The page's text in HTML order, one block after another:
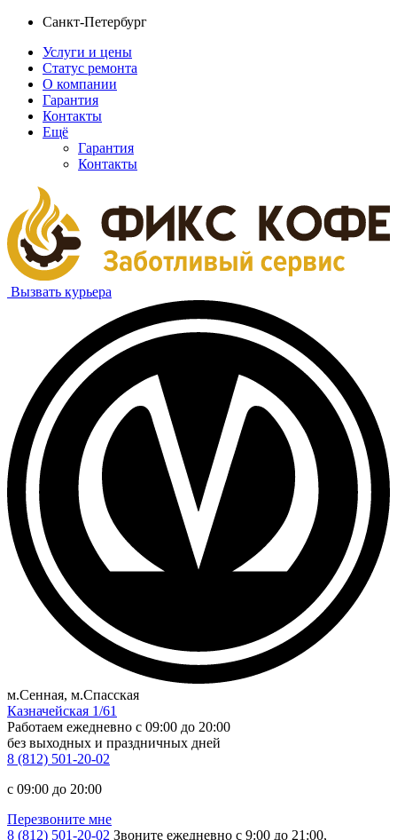
Санкт-Петербург
Услуги и цены
Статус ремонта
О компании
Гарантия
Контакты
Ещё
Гарантия
Контакты
Вызвать курьера
м.Сенная, м.Спасская
Казначейская 1/61
Работаем ежедневно c 09:00 до 20:00
без выходных и праздничных дней
8 (812) 501-20-02
c 09:00 до 20:00
Перезвоните мне
8 (812) 501-20-02 Звоните ежедневно с 9:00 до 21:00,